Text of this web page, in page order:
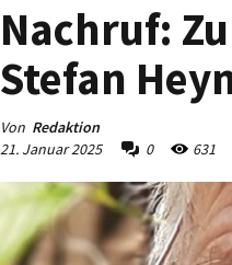
Nachruf:
Stefan
Von Redaktion
21. Januar 2025
0 631